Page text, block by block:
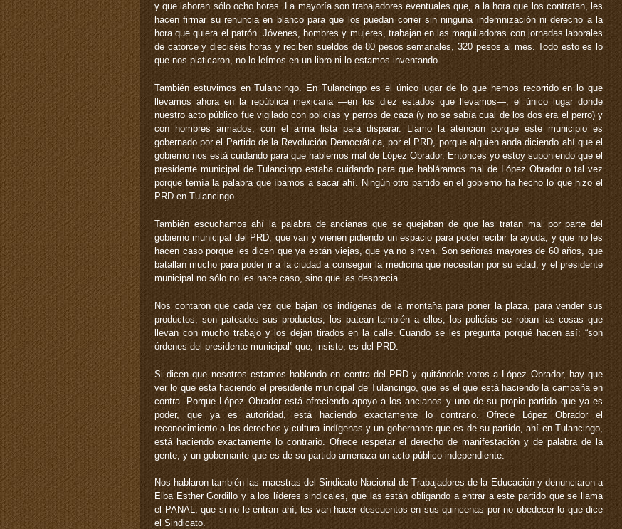
y que laboran sólo ocho horas. La mayoría son trabajadores eventuales que, a la hora que los contratan, les
hacen firmar su renuncia en blanco para que los puedan correr sin ninguna indemnización ni derecho a la
hora que quiera el patrón. Jóvenes, hombres y mujeres, trabajan en las maquiladoras con jornadas laborales
de catorce y dieciséis horas y reciben sueldos de 80 pesos semanales, 320 pesos al mes. Todo esto es lo
que nos platicaron, no lo leímos en un libro ni lo estamos inventando.
También estuvimos en Tulancingo. En Tulancingo es el único lugar de lo que hemos recorrido en lo que
llevamos ahora en la república mexicana —en los diez estados que llevamos—, el único lugar donde
nuestro acto público fue vigilado con policías y perros de caza (y no se sabía cual de los dos era el perro) y
con hombres armados, con el arma lista para disparar. Llamo la atención porque este municipio es
gobernado por el Partido de la Revolución Democrática, por el PRD, porque alguien anda diciendo ahí que el
gobierno nos está cuidando para que hablemos mal de López Obrador. Entonces yo estoy suponiendo que el
presidente municipal de Tulancingo estaba cuidando para que habláramos mal de López Obrador o tal vez
porque temía la palabra que íbamos a sacar ahí. Ningún otro partido en el gobierno ha hecho lo que hizo el
PRD en Tulancingo.
También escuchamos ahí la palabra de ancianas que se quejaban de que las tratan mal por parte del
gobierno municipal del PRD, que van y vienen pidiendo un espacio para poder recibir la ayuda, y que no les
hacen caso porque les dicen que ya están viejas, que ya no sirven. Son señoras mayores de 60 años, que
batallan mucho para poder ir a la ciudad a conseguir la medicina que necesitan por su edad, y el presidente
municipal no sólo no les hace caso, sino que las desprecia.
Nos contaron que cada vez que bajan los indígenas de la montaña para poner la plaza, para vender sus
productos, son pateados sus productos, los patean también a ellos, los policías se roban las cosas que
llevan con mucho trabajo y los dejan tirados en la calle. Cuando se les pregunta porqué hacen así: “son
órdenes del presidente municipal” que, insisto, es del PRD.
Si dicen que nosotros estamos hablando en contra del PRD y quitándole votos a López Obrador, hay que
ver lo que está haciendo el presidente municipal de Tulancingo, que es el que está haciendo la campaña en
contra. Porque López Obrador está ofreciendo apoyo a los ancianos y uno de su propio partido que ya es
poder, que ya es autoridad, está haciendo exactamente lo contrario. Ofrece López Obrador el
reconocimiento a los derechos y cultura indígenas y un gobernante que es de su partido, ahí en Tulancingo,
está haciendo exactamente lo contrario. Ofrece respetar el derecho de manifestación y de palabra de la
gente, y un gobernante que es de su partido amenaza un acto público independiente.
Nos hablaron también las maestras del Sindicato Nacional de Trabajadores de la Educación y denunciaron a
Elba Esther Gordillo y a los líderes sindicales, que las están obligando a entrar a este partido que se llama
el PANAL; que si no le entran ahí, les van hacer descuentos en sus quincenas por no obedecer lo que dice
el Sindicato.